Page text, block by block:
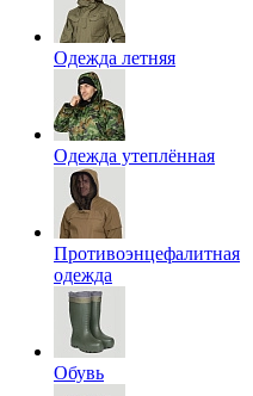
Одежда летняя
Одежда утеплённая
Противоэнцефалитная
одежда
Обувь